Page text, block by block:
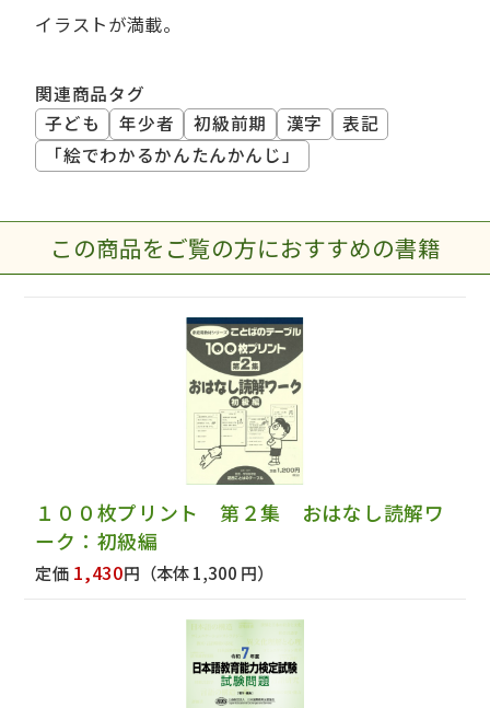
イラストが満載。
関連商品タグ
子ども
年少者 初級前期 漢字
表記
「絵でわかるかんたんかんじ」
この商品をご覧の方におすすめの書籍
１００枚プリント 第２集 おはなし読解ワ
ーク：初級編
定価 1,430円 （本体 1,300 円）